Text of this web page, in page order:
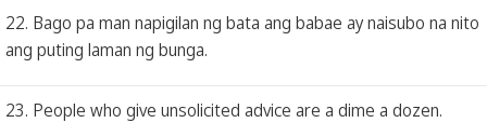
22. Bago pa man napigilan ng bata ang babae ay naisubo na nito
ang puting laman ng bunga.
23. People who give unsolicited advice are a dime a dozen.